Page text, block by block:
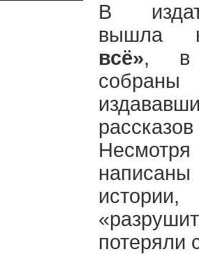
В
вышла
всё», в
написаны
потеряли